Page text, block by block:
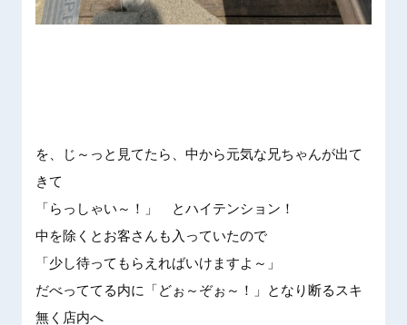
を、じ～ っと見てたら、中から元気な兄ちゃんが出て
きて
「らっし ゃい～！ 」 とハイテンシ ョン！
中を除く とお客さ んも入っていたので
「少し待ってもら えればいけますよ ～」
だべっててる内に 「どぉ～ ぞぉ～！ 」となり断るスキ
無く店内へ